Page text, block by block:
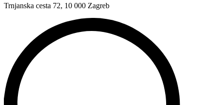
Trnjanska cesta 72, 10 000 Zagreb